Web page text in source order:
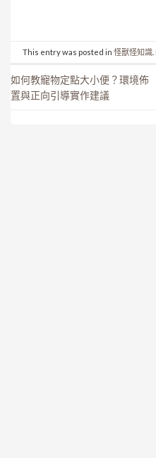
This entry was posted in 怪獸怪知識.
如何教寵物定點大小便？環境佈
置與正向引導實作建議